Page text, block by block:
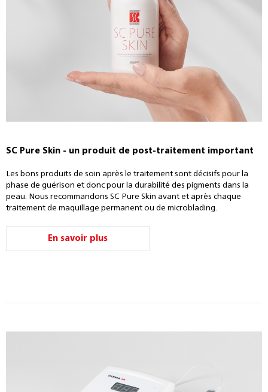
SC Pure Skin - un produit de post-traitement important
Les bons produits de soin après le traitement sont décisifs pour la
phase de guérison et donc pour la durabilité des pigments dans la
peau. Nous recommandons SC Pure Skin avant et après chaque
traitement de maquillage permanent ou de microblading.
En savoir plus